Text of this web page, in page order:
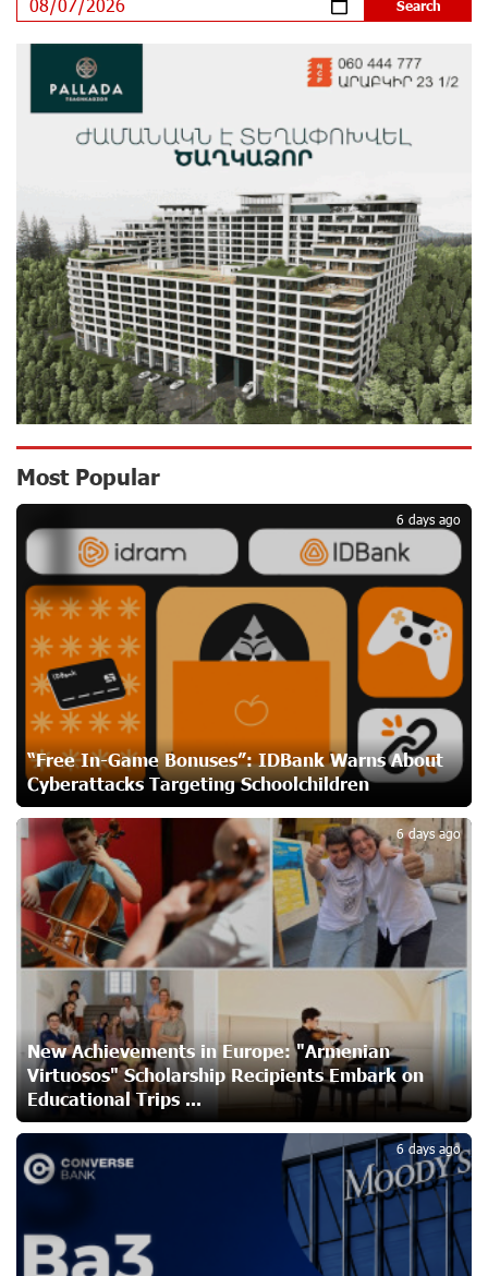
Plant at the Vayk Sports School
14 days ago
New Financial Skills at the Davidbek Games:
Idram&IDBank
CashIn Services at AraratBank ATMs: Fast, Simple, and
Secure
17 days ago
Ucom Sales and Service Center Reopens at 3/47
Yerevanyan Street in Yeghvard
17 days ago
Up to 25% idcoin when purchasing Flyone flight tickets:
Idram&IDBank
20 days ago
Converse Bank Named Armenia’s Best Digital Bank for
Consumers by Euromoney
20 days ago
Ucom and Microsoft Innovation Center Help School
Students Build Cybersecurity Skills
20 days ago
Ucom Supports Installation of 10 kW Solar Plant in
Shenavan, Lori
21 days ago
Unibank to Raffle a Trip to Italy
23 days ago
Customer Appreciation Day in Vanadzor: IDBank
24 days ago
Haik Kazazyan to Perform Khachaturian’s Violin Concerto
at the Closing Concert of the Madeira Classical
Orchestra’s 2025/2026 Season
24 days ago
My Forest Armenia is a beneficiary of the "Power of One
Most Popular
“Free In-Game Bonuses”: IDBank Warns About
Cyberattacks Targeting Schoolchildren
6 days ago
1
New Achievements in Europe: "Armenian
Virtuosos" Scholarship Recipients Embark on
Educational Trips ...
6 days ago
2
6 days ago
3